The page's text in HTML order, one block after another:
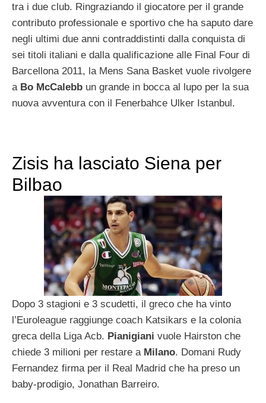
tra i due club. Ringraziando il giocatore per il grande
contributo professionale e sportivo che ha saputo dare
negli ultimi due anni contraddistinti dalla conquista di
sei titoli italiani e dalla qualificazione alle Final Four di
Barcellona 2011, la Mens Sana Basket vuole rivolgere
a Bo McCalebb un grande in bocca al lupo per la sua
nuova avventura con il Fenerbahce Ulker Istanbul.
Zisis ha lasciato Siena per
Bilbao
Dopo 3 stagioni e 3 scudetti, il greco che ha vinto
l’Euroleague raggiunge coach Katsikars e la colonia
greca della Liga Acb. Pianigiani vuole Hairston che
chiede 3 milioni per restare a Milano. Domani Rudy
Fernandez firma per il Real Madrid che ha preso un
baby-prodigio, Jonathan Barreiro.